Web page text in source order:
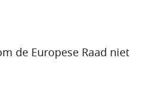
de Europese Raad niet